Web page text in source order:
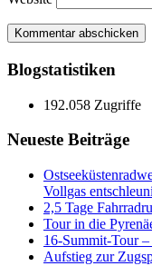
Blogstatistiken
192.058 Zugriffe
Neueste Beiträge
Vollgas
2,5 Tage
Tour in die
16‑Summit‑Tour
Aufstieg zur